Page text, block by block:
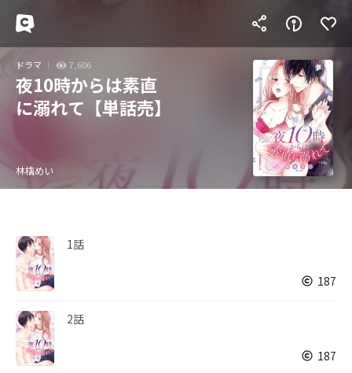
ドラマ 7,606
夜10時からは素直
に溺れて【単話売】
林檎めい
1話
187
2話
187